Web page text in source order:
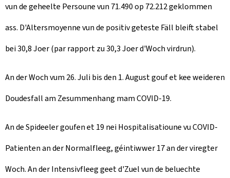
vun de geheelte Persoune vun 71.490 op 72.212 geklommen
ass. D'Altersmoyenne vun de positiv geteste Fäll bleift stabel
bei 30,8 Joer (par rapport zu 30,3 Joer d'Woch virdrun).
An der Woch vum 26. Juli bis den 1. August gouf et kee weideren
Doudesfall am Zesummenhang mam COVID-19.
An de Spideeler goufen et 19 nei Hospitalisatioune vu COVID-
Patienten an der Normalfleeg, géintiwwer 17 an der viregter
Woch. An der Intensivfleeg geet d'Zuel vun de beluechte